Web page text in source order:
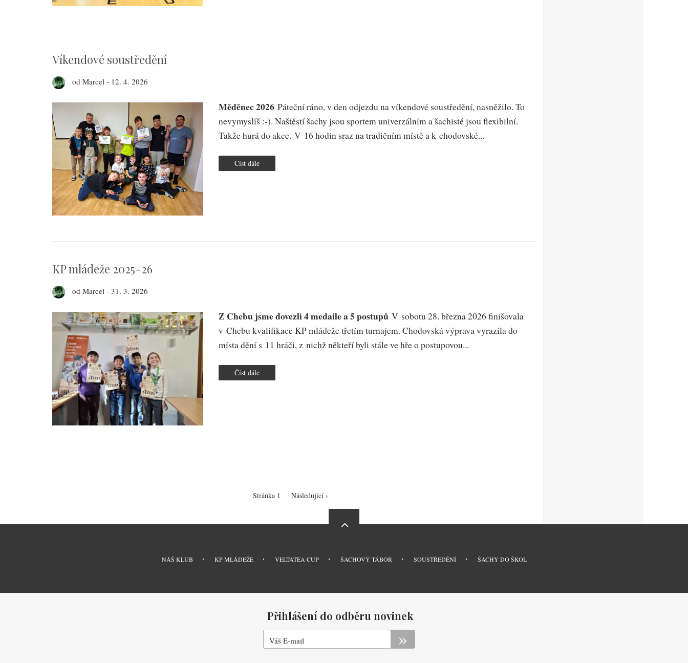
Víkendové soustředění
od Marcel - 12. 4. 2026
Měděnec 2026 Páteční ráno, v den odjezdu na víkendové soustředění, nasněžilo. To
nevymyslíš :-). Naštěstí šachy jsou sportem univerzálním a šachisté jsou flexibilní.
Takže hurá do akce. V 16 hodin sraz na tradičním místě a k chodovské...
Číst dáleo
Víkendové
KP mládeže 2025-26
od Marcel - 31. 3. 2026
Z Chebu jsme dovezli 4 medaile a 5 postupů V sobotu 28. března 2026 finišovala
v Chebu kvalifikace KP mládeže třetím turnajem. Chodovská výprava vyrazila do
místa dění s 11 hráči, z nichž někteří byli stále ve hře o postupovou...
Číst dáleo
KP
Stránka 1 Následující
Následující ›
NÁŠ KLUB KP MLÁDEŽE VELTATEA CUP ŠACHOVÝ TÁBOR SOUSTŘEDĚNÍ ŠACHY DO ŠKOL
Přihlášení do odběru novinek
Váš E-mail